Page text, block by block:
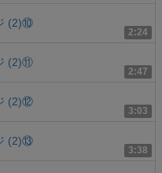
2:24
(2)⑩
2:47
(2)⑪
3:03
(2)⑫
3:38
(2)⑬